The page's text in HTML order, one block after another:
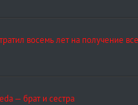
восемь лет на получение
— брат и сестра